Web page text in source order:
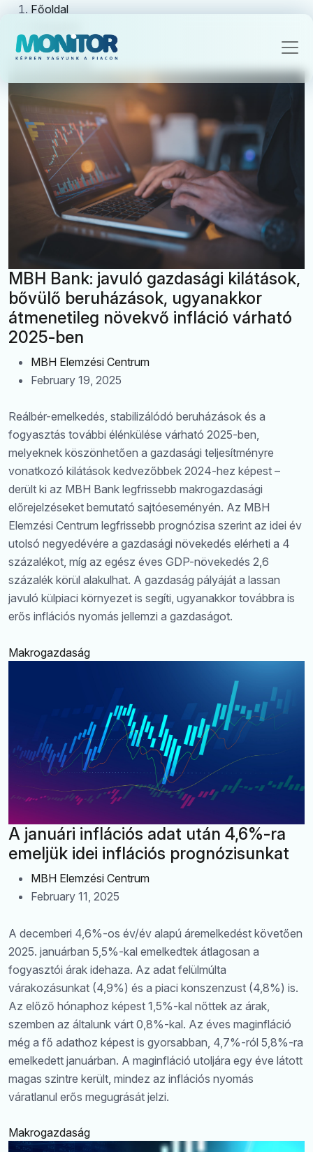
Főoldal
Makrogazdaság
MBH Bank: javuló gazdasági kilátások,
bővülő beruházások, ugyanakkor
átmenetileg növekvő infláció várható
2025-ben
MBH Elemzési Centrum
February 19, 2025
Reálbér-emelkedés, stabilizálódó beruházások és a
fogyasztás további élénkülése várható 2025-ben,
melyeknek köszönhetően a gazdasági teljesítményre
vonatkozó kilátások kedvezőbbek 2024-hez képest –
derült ki az MBH Bank legfrissebb makrogazdasági
előrejelzéseket bemutató sajtóeseményén. Az MBH
Elemzési Centrum legfrissebb prognózisa szerint az idei év
utolsó negyedévére a gazdasági növekedés elérheti a 4
százalékot, míg az egész éves GDP-növekedés 2,6
százalék körül alakulhat. A gazdaság pályáját a lassan
javuló külpiaci környezet is segíti, ugyanakkor továbbra is
erős inflációs nyomás jellemzi a gazdaságot.
Makrogazdaság
A januári inflációs adat után 4,6%-ra
emeljük idei inflációs prognózisunkat
MBH Elemzési Centrum
February 11, 2025
A decemberi 4,6%-os év/év alapú áremelkedést követően
2025. januárban 5,5%-kal emelkedtek átlagosan a
fogyasztói árak idehaza. Az adat felülmúlta
várakozásunkat (4,9%) és a piaci konszenzust (4,8%) is.
Az előző hónaphoz képest 1,5%-kal nőttek az árak,
szemben az általunk várt 0,8%-kal. Az éves maginfláció
még a fő adathoz képest is gyorsabban, 4,7%-ról 5,8%-ra
emelkedett januárban. A maginfláció utoljára egy éve látott
magas szintre került, mindez az inflációs nyomás
váratlanul erős megugrását jelzi.
Makrogazdaság